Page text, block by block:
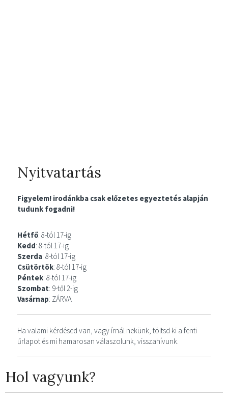
Nyitvatartás
Figyelem! irodánkba csak előzetes egyeztetés alapján
tudunk fogadni!
Hétfő: 8-tól 17-ig
Kedd: 8-tól 17-ig
Szerda: 8-tól 17-ig
Csütörtök: 8-tól 17-ig
Péntek: 8-tól 17-ig
Szombat: 9-től 2-ig
Vasárnap: ZÁRVA
Ha valami kérdésed van, vagy írnál nekünk, töltsd ki a fenti
űrlapot és mi hamarosan válaszolunk, visszahívunk.
Hol vagyunk?